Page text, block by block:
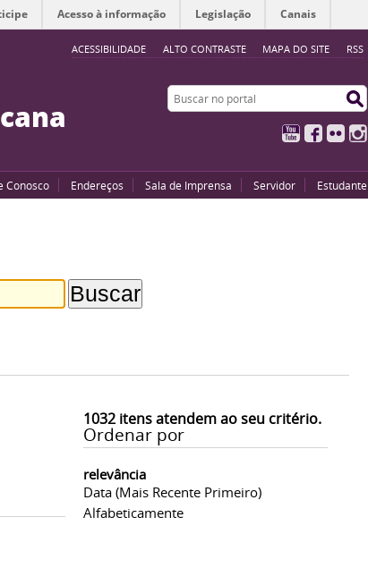
ACESSIBILIDADE ALTO CONTRASTE MAPA DO SITE RSS
Acesso à informação Legislação Canais
Buscar no portal
YouTubeFacebook
Flickr
Conosco Endereços Sala de Imprensa Servidor Estudante
1032itens atendem ao seu critério.
Ordenar por
relevância
Data (mais Recente Primeiro)
Alfabeticamente